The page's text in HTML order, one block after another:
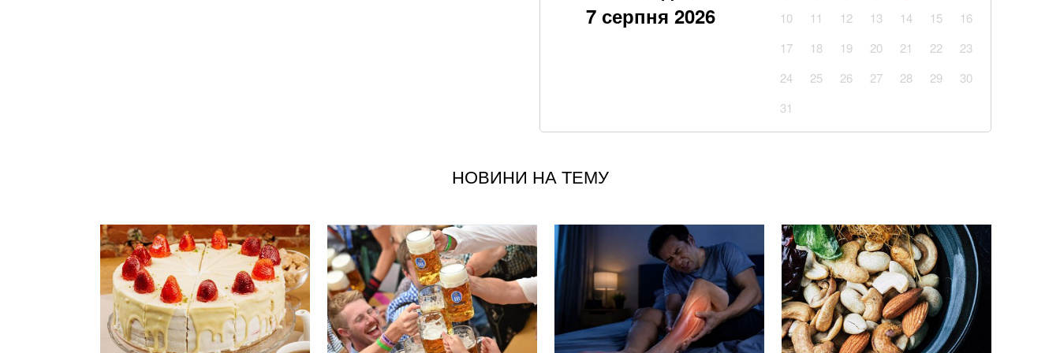
Залишилося мало часу: розвідка США шокувала новим прогнозом
щодо нападу Путіна на НАТО
Виплати до Дня Незалежності 2026 у Києві: хто отримає 1000, 700 та
500 гривень
7 серпня 2026
10
11 12 13 14 15
16
17
18 19 20 21 22
23
24
25 26 27 28 29
30
31
НОВИНИ НА ТЕМУ